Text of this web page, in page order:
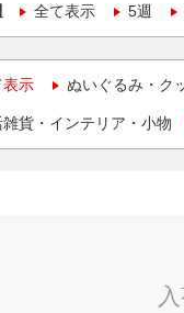
全て表示 5週
表示 ぬいぐるみ・ク
貨・インテリア・小物